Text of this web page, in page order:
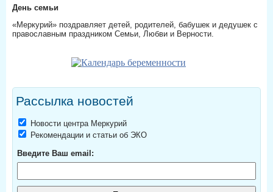
День семьи
«Меркурий» поздравляет детей, родителей, бабушек и дедушек с
православным праздником Семьи, Любви и Верности.
Рассылка новостей
Новости центра Меркурий
Рекомендации и статьи об ЭКО
Введите Ваш email: